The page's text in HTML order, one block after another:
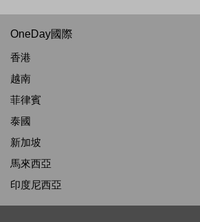
OneDay國際
香港
越南
菲律賓
泰國
新加坡
馬來西亞
印度尼西亞